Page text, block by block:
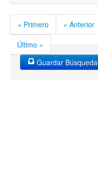
« Primero « Anterior
Último »
Guardar Búsqueda